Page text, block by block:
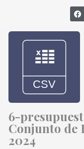
6-
Conjunto de
2024